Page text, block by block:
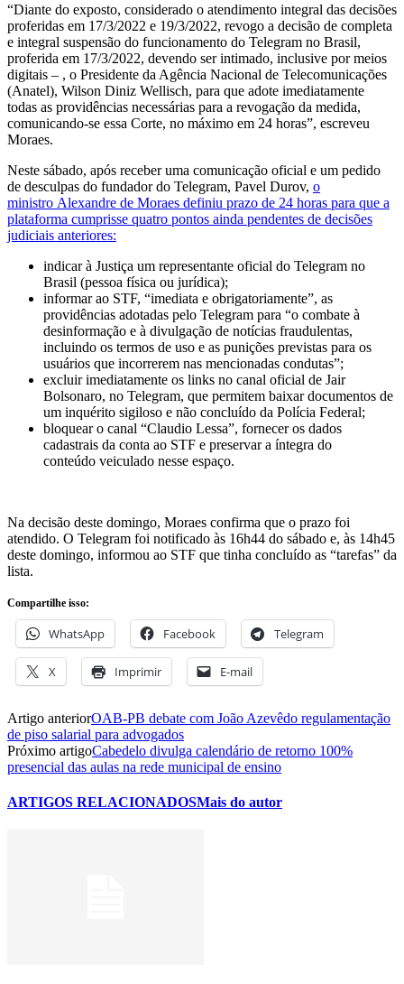
“Diante do exposto, considerado o atendimento integral das decisões
proferidas em 17/3/2022 e 19/3/2022, revogo a decisão de completa
e integral suspensão do funcionamento do Telegram no Brasil,
proferida em 17/3/2022, devendo ser intimado, inclusive por meios
digitais – , o Presidente da Agência Nacional de Telecomunicações
(Anatel), Wilson Diniz Wellisch, para que adote imediatamente
todas as providências necessárias para a revogação da medida,
comunicando-se essa Corte, no máximo em 24 horas”, escreveu
Moraes.
Neste sábado, após receber uma comunicação oficial e um pedido
de desculpas do fundador do Telegram, Pavel Durov, o
ministro Alexandre de Moraes definiu prazo de 24 horas para que a
plataforma cumprisse quatro pontos ainda pendentes de decisões
judiciais anteriores:
indicar à Justiça um representante oficial do Telegram no
Brasil (pessoa física ou jurídica);
informar ao STF, “imediata e obrigatoriamente”, as
providências adotadas pelo Telegram para “o combate à
desinformação e à divulgação de notícias fraudulentas,
incluindo os termos de uso e as punições previstas para os
usuários que incorrerem nas mencionadas condutas”;
excluir imediatamente os links no canal oficial de Jair
Bolsonaro, no Telegram, que permitem baixar documentos de
um inquérito sigiloso e não concluído da Polícia Federal;
bloquear o canal “Claudio Lessa”, fornecer os dados
cadastrais da conta ao STF e preservar a íntegra do
conteúdo veiculado nesse espaço.
Na decisão deste domingo, Moraes confirma que o prazo foi
atendido. O Telegram foi notificado às 16h44 do sábado e, às 14h45
deste domingo, informou ao STF que tinha concluído as “tarefas” da
lista.
Compartilhe isso:
WhatsApp Facebook Telegram
X Imprimir E-mail
Artigo anteriorOAB-PB debate com João Azevêdo regulamentação
de piso salarial para advogados
Próximo artigoCabedelo divulga calendário de retorno 100%
presencial das aulas na rede municipal de ensino
ARTIGOS RELACIONADOSMais do autor